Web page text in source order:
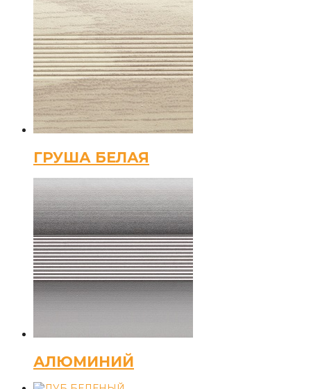
ГРУША БЕЛАЯ
АЛЮМИНИЙ